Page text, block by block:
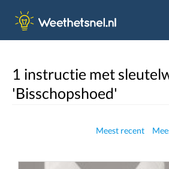
1 instructie met
'Bisschopshoed'
Meest recent